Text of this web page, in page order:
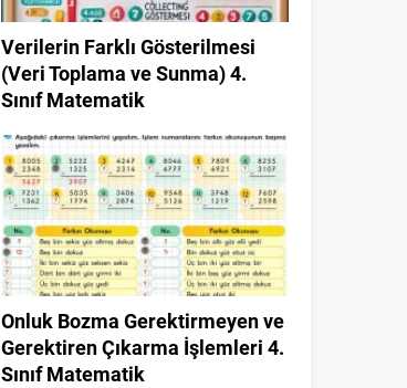
Verilerin Farklı Gösterilmesi
(Veri Toplama ve Sunma) 4.
Sınıf Matematik
Onluk Bozma Gerektirmeyen ve
Gerektiren Çıkarma İşlemleri 4.
Sınıf Matematik